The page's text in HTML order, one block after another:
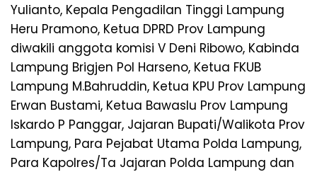
Yulianto, Kepala Pengadilan Tinggi Lampung
Heru Pramono, Ketua DPRD Prov Lampung
diwakili anggota komisi V Deni Ribowo, Kabinda
Lampung Brigjen Pol Harseno, Ketua FKUB
Lampung M.Bahruddin, Ketua KPU Prov Lampung
Erwan Bustami, Ketua Bawaslu Prov Lampung
Iskardo P Panggar, Jajaran Bupati/Walikota Prov
Lampung, Para Pejabat Utama Polda Lampung,
Para Kapolres/Ta Jajaran Polda Lampung dan